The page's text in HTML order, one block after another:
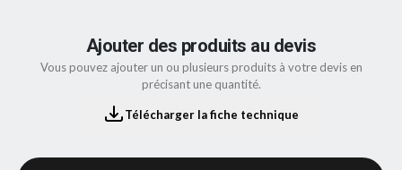
Ajouter des produits au devis
Vous pouvez ajouter un ou plusieurs produits à votre devis en
précisant une quantité.
Télécharger la fiche technique